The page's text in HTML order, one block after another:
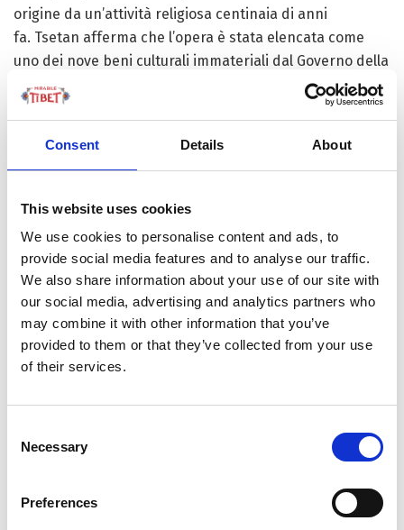
Consent Details About
This website uses cookies
We use cookies to personalise content and ads, to
provide social media features and to analyse our traffic.
We also share information about your use of our site with
our social media, advertising and analytics partners who
may combine it with other information that you’ve
provided to them or that they’ve collected from your use
of their services.
Selection
Necessary
Preferences
origine da un’attività religiosa centinaia di anni
fa. Tsetan afferma che l’opera è stata elencata come
uno dei nove beni culturali immateriali dal Governo della
Contea.
All’evento annuale, gli abitanti del villaggio si recano in
cima al monte Tara nel villaggio di Sholpa per condurre
un evento religioso e l’opera ne è una parte
che eseguono l’opera ogni anno durante l’evento; siamo
anche invitati ad esibirci in altri villaggi circostanti”, ha
detto Tsetan.
“Gli attori dell’opera interpretano un giudice, due
cacciatori, sette orsi e un cane”, ha dichiarato Tsetan,
aggiungendo che i cacciatori sono invitati a consegnare
e agli orsi viene detto di vivere in armonia . Tsetan ha
educativa, e in particolare degli sforzi del Governo per
cacciano né danneggiano la fauna selvatica. L’ambiente
naturale rimane sano e la fauna selvatica oggi vive